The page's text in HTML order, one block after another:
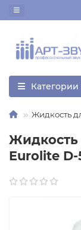
Категории
Жидкость
Жидкость
Eurolite